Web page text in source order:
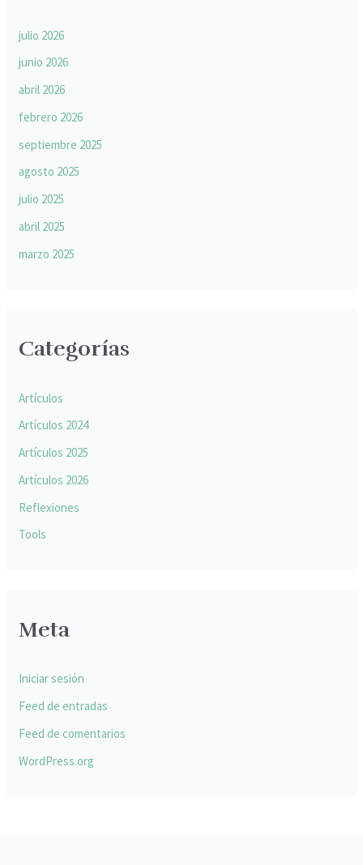
julio 2026
junio 2026
abril 2026
febrero 2026
septiembre 2025
agosto 2025
julio 2025
abril 2025
marzo 2025
Categorías
Artículos
Artículos 2024
Artículos 2025
Artículos 2026
Reflexiones
Tools
Meta
Iniciar sesión
Feed de entradas
Feed de comentarios
WordPress.org